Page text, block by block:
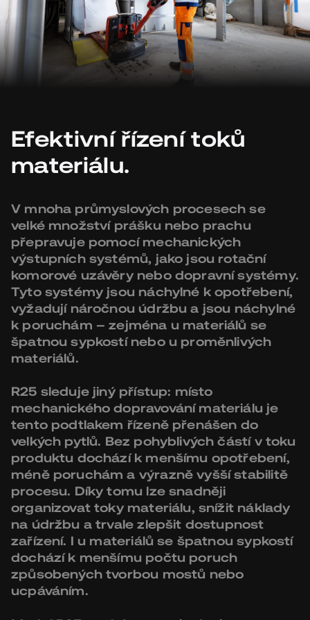
Efektivní řízení toků
materiálu.
V mnoha průmyslových procesech se
velké množství prášku nebo prachu
přepravuje pomocí mechanických
výstupních systémů, jako jsou rotační
komorové uzávěry nebo dopravní systémy.
Tyto systémy jsou náchylné k opotřebení,
vyžadují náročnou údržbu a jsou náchylné
k poruchám – zejména u materiálů se
špatnou sypkostí nebo u proměnlivých
materiálů.
R25 sleduje jiný přístup: místo
mechanického dopravování materiálu je
tento podtlakem řízeně přenášen do
velkých pytlů. Bez pohyblivých částí v toku
produktu dochází k menšímu opotřebení,
méně poruchám a výrazně vyšší stabilitě
procesu. Díky tomu lze snadněji
organizovat toky materiálu, snížit náklady
na údržbu a trvale zlepšit dostupnost
zařízení. I u materiálů se špatnou sypkostí
dochází k menšímu počtu poruch
způsobených tvorbou mostů nebo
ucpáváním.